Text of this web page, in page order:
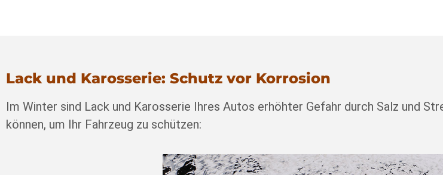
Lack und Karosserie: Schutz vor Korrosion
Im Winter sind Lack und Karosserie Ihres Autos erhöhter Gefahr durch Salz und
können, um Ihr Fahrzeug zu schützen: